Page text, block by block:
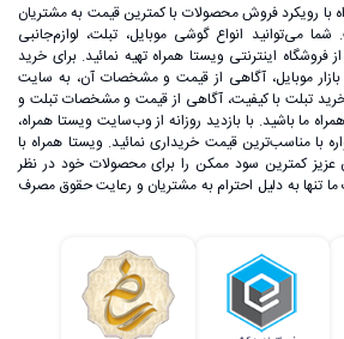
با رویکرد فروش محصولات با کمترین قیمت به مشتریان
می‌توانید انواع گوشی موبایل، تبلت، لوازم‌جانبی
فروشگاه اینترنتی ویستا همراه تهیه نمائید. برای خرید
موبایل، آگاهی از قیمت و مشخصات آن، به ‌سایت
خرید تبلت با کیفیت، آگاهی از قیمت و مشخصات تبلت و
ما باشید. با بازدید روزانه از وب‌سایت ویستا همراه،
با مناسب‌ترین قیمت خریداری نمائید. ویستا همراه با
کمترین سود ممکن را برای محصولات خود در نظر
تنها به دلیل احترام به مشتریان و رعایت حقوق مصرف